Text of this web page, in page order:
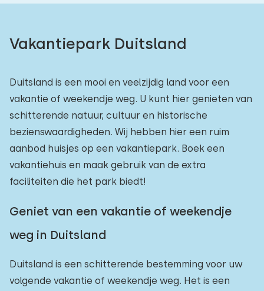
Vakantiepark Duitsland
Duitsland is een mooi en veelzijdig land voor een
vakantie of weekendje weg. U kunt hier genieten van
schitterende natuur, cultuur en historische
bezienswaardigheden. Wij hebben hier een ruim
aanbod huisjes op een vakantiepark. Boek een
vakantiehuis en maak gebruik van de extra
faciliteiten die het park biedt!
Geniet van een vakantie of weekendje
weg in Duitsland
Duitsland is een schitterende bestemming voor uw
volgende vakantie of weekendje weg. Het is een